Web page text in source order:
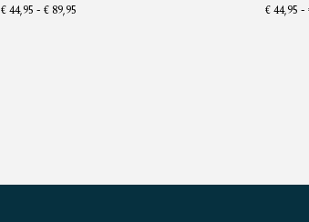
€44,95 - € 89,95 €44,95 -